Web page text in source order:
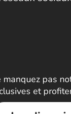
manquez pas
et